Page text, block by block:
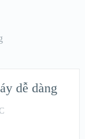
dễ dàng